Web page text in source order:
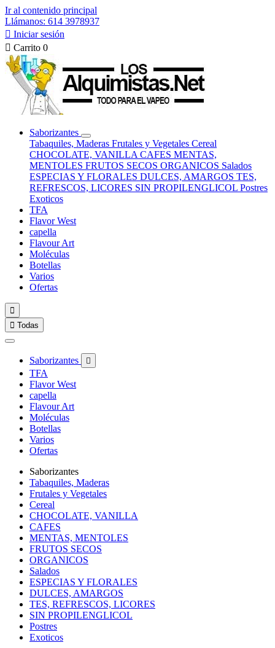
Ir al contenido principal
Llámanos: 614 3978937
 Iniciar sesión
 Carrito 0
Saborizantes
Tabaquiles, Maderas Frutales y Vegetales Cereal
CHOCOLATE, VANILLA CAFES MENTAS,
MENTOLES FRUTOS SECOS ORGANICOS Salados
ESPECIAS Y FLORALES DULCES, AMARGOS TES,
REFRESCOS, LICORES SIN PROPILENGLICOL Postres
Exoticos
TFA
Flavor West
capella
Flavour Art
Moléculas
Botellas
Varios
Ofertas

 Todas
Saborizantes 
TFA
Flavor West
capella
Flavour Art
Moléculas
Botellas
Varios
Ofertas
Saborizantes
Tabaquiles, Maderas
Frutales y Vegetales
Cereal
CHOCOLATE, VANILLA
CAFES
MENTAS, MENTOLES
FRUTOS SECOS
ORGANICOS
Salados
ESPECIAS Y FLORALES
DULCES, AMARGOS
TES, REFRESCOS, LICORES
SIN PROPILENGLICOL
Postres
Exoticos